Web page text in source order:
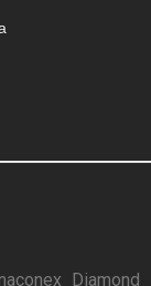
Diamond